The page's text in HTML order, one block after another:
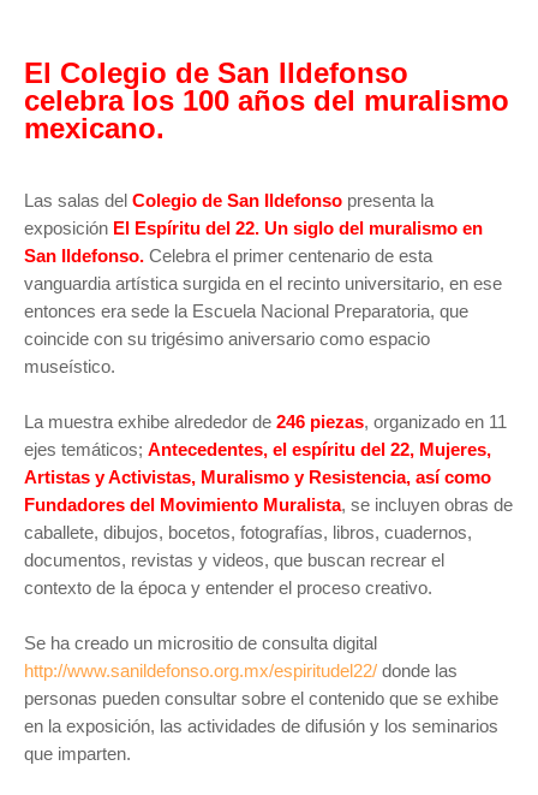
El Colegio de San Ildefonso
celebra los 100 años del muralismo
mexicano.
Las salas del Colegio de San Ildefonso presenta la
exposición El Espíritu del 22. Un siglo del muralismo en
San Ildefonso. Celebra el primer centenario de esta
vanguardia artística surgida en el recinto universitario, en ese
entonces era sede la Escuela Nacional Preparatoria, que
coincide con su trigésimo aniversario como espacio
museístico.
La muestra exhibe alrededor de 246 piezas, organizado en 11
ejes temáticos; Antecedentes, el espíritu del 22, Mujeres,
Artistas y Activistas, Muralismo y Resistencia, así como
Fundadores del Movimiento Muralista, se incluyen obras de
caballete, dibujos, bocetos, fotografías, libros, cuadernos,
documentos, revistas y videos, que buscan recrear el
contexto de la época y entender el proceso creativo.
Se ha creado un micrositio de consulta digital
http://www.sanildefonso.org.mx/espiritudel22/ donde las
personas pueden consultar sobre el contenido que se exhibe
en la exposición, las actividades de difusión y los seminarios
que imparten.